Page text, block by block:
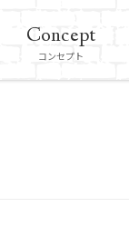
Concept
コンセプト